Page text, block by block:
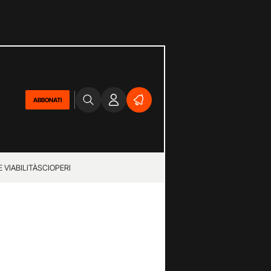
ABBONATI
VIABILITÀSCIOPERI